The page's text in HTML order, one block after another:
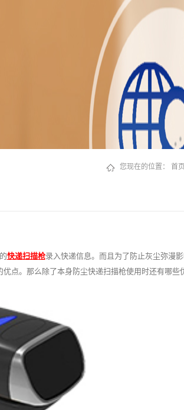
您现在的位置： 首页
快递扫描枪录入快递信息。而且为了防止灰尘弥漫
点。那么除了本身防尘快递扫描枪使用时还有哪些